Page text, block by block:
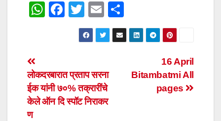
W
A
p
p
F
b
o
o
T
wi
tt
E
m
ail
h
ar
Post
navigation
16 April
Bitambatmi All
pages
लोकदरबारात प्रताप सरना
ईक यांनी ७०% तक्रारींचे
केले ऑन दि स्पॉट निराकर
ण